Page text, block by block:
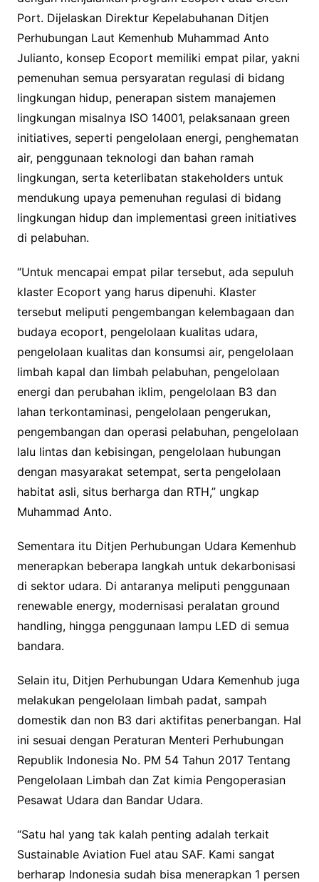
Port. Dijelaskan Direktur Kepelabuhanan Ditjen
Perhubungan Laut Kemenhub Muhammad Anto
Julianto, konsep Ecoport memiliki empat pilar, yakni
pemenuhan semua persyaratan regulasi di bidang
lingkungan hidup, penerapan sistem manajemen
lingkungan misalnya ISO 14001, pelaksanaan green
initiatives, seperti pengelolaan energi, penghematan
air, penggunaan teknologi dan bahan ramah
lingkungan, serta keterlibatan stakeholders untuk
mendukung upaya pemenuhan regulasi di bidang
lingkungan hidup dan implementasi green initiatives
di pelabuhan.
“Untuk mencapai empat pilar tersebut, ada sepuluh
klaster Ecoport yang harus dipenuhi. Klaster
tersebut meliputi pengembangan kelembagaan dan
budaya ecoport, pengelolaan kualitas udara,
pengelolaan kualitas dan konsumsi air, pengelolaan
limbah kapal dan limbah pelabuhan, pengelolaan
energi dan perubahan iklim, pengelolaan B3 dan
lahan terkontaminasi, pengelolaan pengerukan,
pengembangan dan operasi pelabuhan, pengelolaan
lalu lintas dan kebisingan, pengelolaan hubungan
dengan masyarakat setempat, serta pengelolaan
habitat asli, situs berharga dan RTH,” ungkap
Muhammad Anto.
Sementara itu Ditjen Perhubungan Udara Kemenhub
menerapkan beberapa langkah untuk dekarbonisasi
di sektor udara. Di antaranya meliputi penggunaan
renewable energy, modernisasi peralatan ground
handling, hingga penggunaan lampu LED di semua
bandara.
Selain itu, Ditjen Perhubungan Udara Kemenhub juga
melakukan pengelolaan limbah padat, sampah
domestik dan non B3 dari aktifitas penerbangan. Hal
ini sesuai dengan Peraturan Menteri Perhubungan
Republik Indonesia No. PM 54 Tahun 2017 Tentang
Pengelolaan Limbah dan Zat kimia Pengoperasian
Pesawat Udara dan Bandar Udara.
“Satu hal yang tak kalah penting adalah terkait
Sustainable Aviation Fuel atau SAF. Kami sangat
berharap Indonesia sudah bisa menerapkan 1 persen